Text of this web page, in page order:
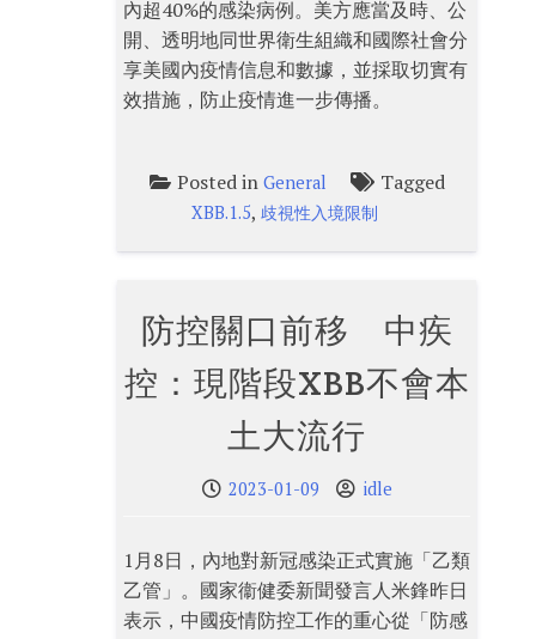
內超40%的感染病例。美方應當及時、公
開、透明地同世界衛生組織和國際社會分
享美國內疫情信息和數據，並採取切實有
效措施，防止疫情進一步傳播。
Posted in General Tagged
XBB.1.5,歧視性入境限制
防控關口前移 中疾
控：現階段XBB不會本
土大流行
2023-01-09 idle
1月8日，內地對新冠感染正式實施「乙類
乙管」。國家衞健委新聞發言人米鋒昨日
表示，中國疫情防控工作的重心從「防感